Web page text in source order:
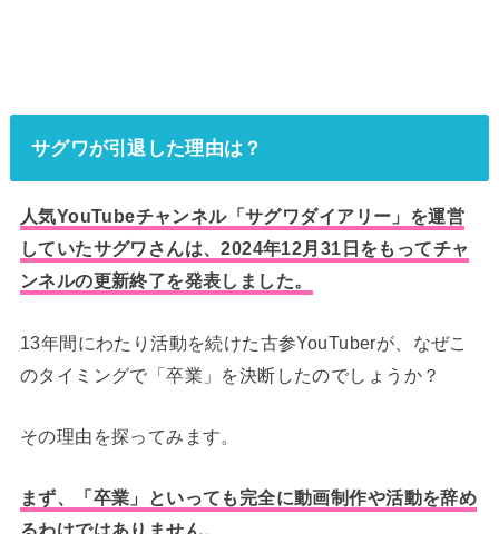
サグワが引退した理由は？
人気YouTubeチャンネル「サグワダイアリー」を運営
していたサグワさんは、2024年12月31日をもってチャ
ンネルの更新終了を発表しました。
13年間にわたり活動を続けた古参YouTuberが、なぜこ
のタイミングで「卒業」を決断したのでしょうか？
その理由を探ってみます。
まず、「卒業」といっても完全に動画制作や活動を辞め